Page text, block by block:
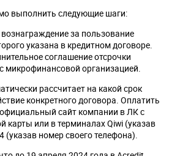
выполнить следующие шаги:
за пользование
указана в кредитном договоре.
соглашение отсрочки
микрофинансовой организацией.
рассчитает на какой срок
конкретного договора. Оплатить
сайт компании в ЛК с
карты или в терминалах Qiwi (указав
номер своего телефона).